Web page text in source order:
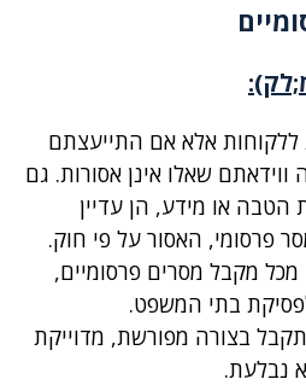
אלא אם התייעצתם
שאלו אינן אסורות. גם
הטבה או מידע, הן עדיין
פרסומי, האסור על פי חוק.
מקבל מסרים פרסומיים,
בתי המשפט.
בצורה מפורשת, מדוייקת
נבלעת.